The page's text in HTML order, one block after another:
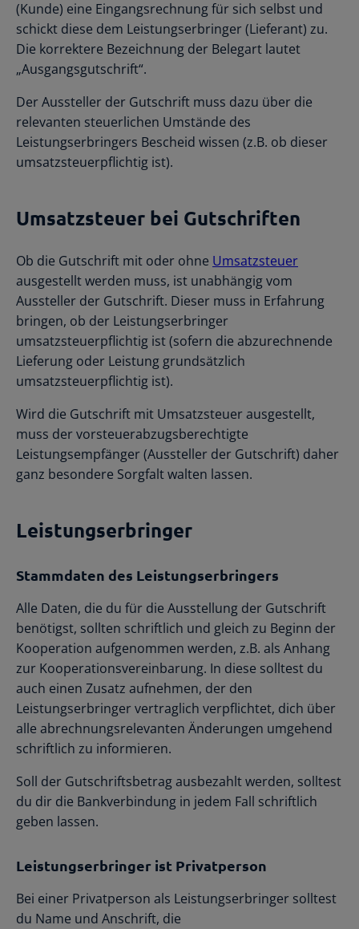
(Kunde) eine Eingangsrechnung für sich selbst und
schickt diese dem Leistungserbringer (Lieferant) zu.
Die korrektere Bezeichnung der Belegart lautet
„Ausgangsgutschrift“.
Der Aussteller der Gutschrift muss dazu über die
relevanten steuerlichen Umstände des
Leistungserbringers Bescheid wissen (z.B. ob dieser
umsatzsteuerpflichtig ist).
Umsatzsteuer bei Gutschriften
Ob die Gutschrift mit oder ohne Umsatzsteuer
ausgestellt werden muss, ist unabhängig vom
Aussteller der Gutschrift. Dieser muss in Erfahrung
bringen, ob der Leistungserbringer
umsatzsteuerpflichtig ist (sofern die abzurechnende
Lieferung oder Leistung grundsätzlich
umsatzsteuerpflichtig ist).
Wird die Gutschrift mit Umsatzsteuer ausgestellt,
muss der vorsteuerabzugsberechtigte
Leistungsempfänger (Aussteller der Gutschrift) daher
ganz besondere Sorgfalt walten lassen.
Leistungserbringer
Stammdaten des Leistungserbringers
Alle Daten, die du für die Ausstellung der Gutschrift
benötigst, sollten schriftlich und gleich zu Beginn der
Kooperation aufgenommen werden, z.B. als Anhang
zur Kooperationsvereinbarung. In diese solltest du
auch einen Zusatz aufnehmen, der den
Leistungserbringer vertraglich verpflichtet, dich über
alle abrechnungsrelevanten Änderungen umgehend
schriftlich zu informieren.
Soll der Gutschriftsbetrag ausbezahlt werden, solltest
du dir die Bankverbindung in jedem Fall schriftlich
geben lassen.
Leistungserbringer ist Privatperson
Bei einer Privatperson als Leistungserbringer solltest
du Name und Anschrift, die